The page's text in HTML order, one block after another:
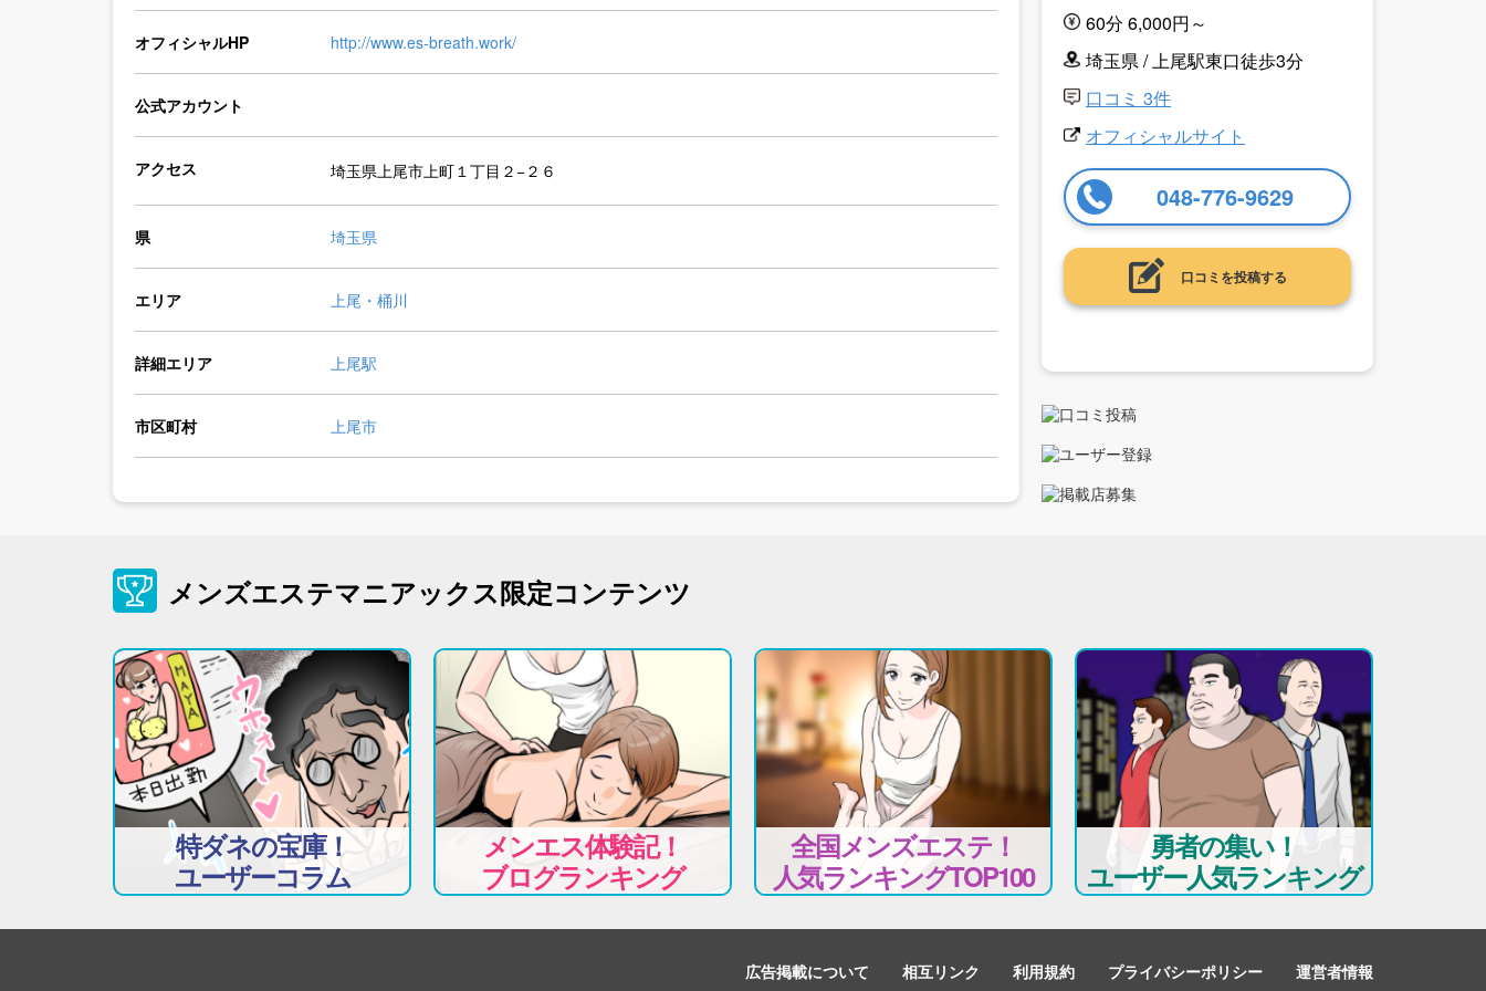
オフィシャルHP http://www.es-breath.work/
公式アカウント
アクセス 埼玉県上尾市上町１丁目２−２６
県 埼玉県
エリア 上尾・桶川
詳細エリア 上尾駅
市区町村 上尾市
60分 6,000円～
埼玉県 / 上尾駅東口徒歩3分
口コミ 3件
オフィシャルサイト
048-776-9629
口コミを投稿する
メンズエステマニアックス限定コンテンツ
特ダネの宝庫！
ユーザーコラム
メンエス体験記！
ブログランキング
全国メンズエステ！
人気ランキングTOP100
勇者の集い！
ユーザー人気ランキング
広告掲載について 相互リンク 利用規約 プライバシーポリシー 運営者情報